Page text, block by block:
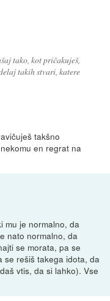
tako, kot pričakuješ,
takih stvari, katere
takšno
en regrat na
mu je normalno, da
nato normalno, da
se morata, pa se
se rešiš takega idota, da
vtis, da si lahko). Vse